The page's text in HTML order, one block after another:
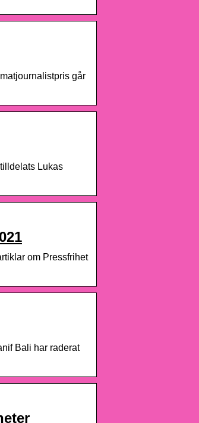
går
Lukas
om Pressfrihet
Bali har raderat